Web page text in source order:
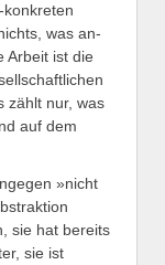
konkreten
was an-
Arbeit ist die
zählt nur, was
auf dem
»nicht
sie hat bereits
sie ist